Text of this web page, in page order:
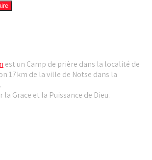
est un Camp de prière dans la localité de
17km de la ville de Notse dans la
Grace et la Puissance de Dieu.